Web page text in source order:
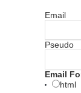
Email
Pseudo
Email
html